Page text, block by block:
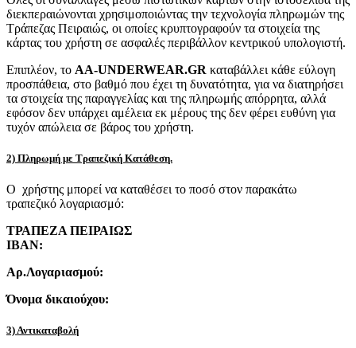
διεκπεραιώνονται χρησιμοποιώντας την τεχνολογία πληρωμών της
Τράπεζας Πειραιώς, οι οποίες κρυπτογραφούν τα στοιχεία της
κάρτας του χρήστη σε ασφαλές περιβάλλον κεντρικού υπολογιστή.
Επιπλέον, το AA-UNDERWEAR.GR καταβάλλει κάθε εύλογη
προσπάθεια, στο βαθμό που έχει τη δυνατότητα, για να διατηρήσει
τα στοιχεία της παραγγελίας και της πληρωμής απόρρητα, αλλά
εφόσον δεν υπάρχει αμέλεια εκ μέρους της δεν φέρει ευθύνη για
τυχόν απώλεια σε βάρος του χρήστη.
2) Πληρωμή με Τραπεζική Κατάθεση.
Ο χρήστης μπορεί να καταθέσει το ποσό στον παρακάτω
τραπεζικό λογαριασμό:
ΤΡΑΠΕΖΑ ΠΕΙΡΑΙΩΣ
IBAN:
Αρ.Λογαριασμού:
Όνομα δικαιούχου:
3) Αντικαταβολή